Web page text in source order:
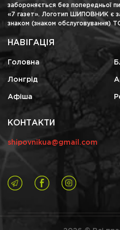
забороняється без попередньої
«7 газет». Логотип ШИПОВНИК є
знаком (знаком обслуговування)
НАВІГАЦІЯ
Головна
Лонгрід
Афіша
КОНТАКТИ
shipovnikua@gmail.com